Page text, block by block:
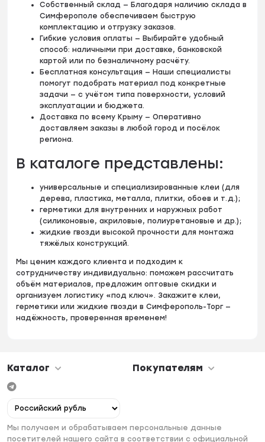
Собственный склад — Благодаря наличию склада в
Симферополе обеспечиваем быструю
комплектацию и отгрузку заказов.
Гибкие условия оплаты — Выбирайте удобный
способ: наличными при доставке, банковской
картой или по безналичному расчёту.
Бесплатная консультация — Наши специалисты
помогут подобрать материал под конкретные
задачи — с учётом типа поверхности, условий
эксплуатации и бюджета.
Доставка по всему Крыму — Оперативно
доставляем заказы в любой город и посёлок
региона.
В каталоге представлены:
универсальные и специализированные клеи (для
дерева, пластика, металла, плитки, обоев и т. д.);
герметики для внутренних и наружных работ
(силиконовые, акриловые, полиуретановые и др.);
жидкие гвозди высокой прочности для монтажа
тяжёлых конструкций.
Мы ценим каждого клиента и подходим к
сотрудничеству индивидуально: поможем рассчитать
объём материалов, предложим оптовые скидки и
организуем логистику «под ключ». Закажите клеи,
герметики или жидкие гвозди в Симферополь-Торг —
надёжность, проверенная временем!
Каталог Покупателям
Мы получаем и обрабатываем персональные данные
посетителей нашего сайта в соответствии с официальной